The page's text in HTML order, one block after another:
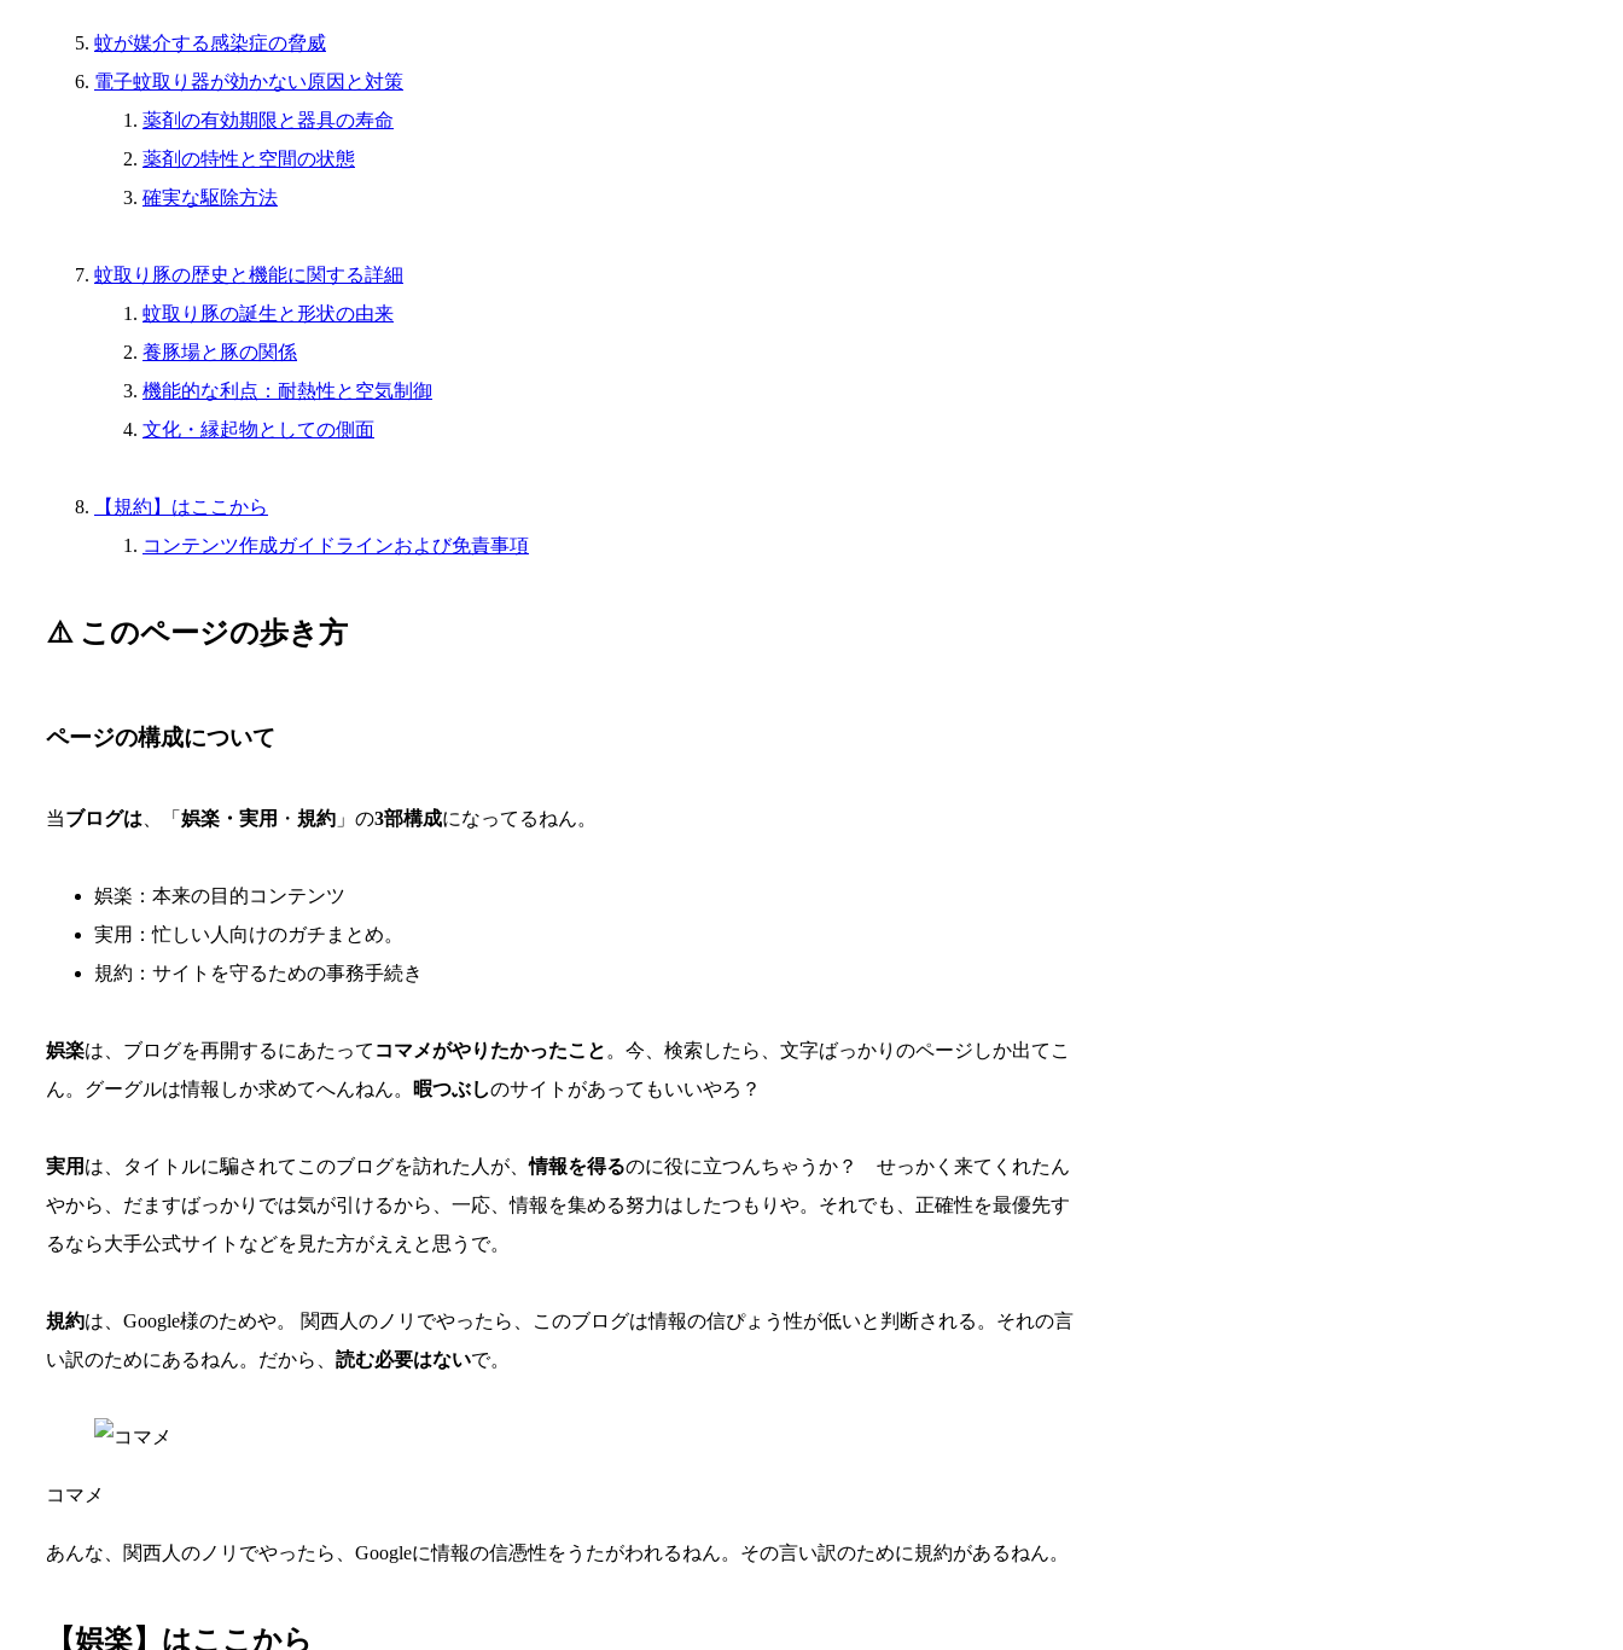
蚊が媒介する感染症の脅威
電子蚊取り器が効かない原因と対策
薬剤の有効期限と器具の寿命
薬剤の特性と空間の状態
確実な駆除方法
蚊取り豚の歴史と機能に関する詳細
蚊取り豚の誕生と形状の由来
養豚場と豚の関係
機能的な利点：耐熱性と空気制御
文化・縁起物としての側面
【規約】はここから
コンテンツ作成ガイドラインおよび免責事項
⚠️ このページの歩き方
ページの構成について
当ブログは 、「 娯楽・実用 ・ 規約 」の3部構成になってるねん。
娯楽：本来の目的コンテンツ
実用：忙しい人向けのガチまとめ。
規約：サイトを守るための事務手続き
娯楽は、ブログを再開するにあたって コマメがやりたかったこと 。今、検索したら、文字ばっかりのページしか出てこ
ん。グーグルは情報しか求めてへんねん。
暇つぶしのサイトがあってもいいやろ？
実用 は、タイトルに騙されてこのブログを訪れた人が、情報を得るのに役に立つんちゃうか？ せっかく来てくれたん
やから、だますばっかりでは気が引けるから、一応、情報を集める努力はしたつもりや。それでも、正確性を最優先す
るなら大手公式サイトなどを見た方がええと思うで。
規約は、Google様のためや。 関西人のノリでやったら、このブログは情報の信ぴょう性が低いと判断される。それの言
い訳のためにあるねん。だから、 読む必要はないで。
コマメ
あんな、関西人のノリでやったら、Googleに情報の信憑性をうたがわれるねん。その言い訳のために規約があるねん。
【娯楽】はここから